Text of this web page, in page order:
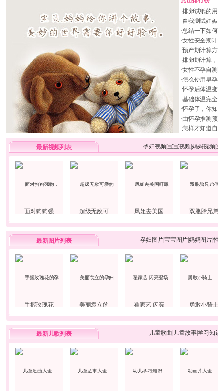
·排卵试纸的
·自我测试妊
·总结一下如
·女性安全期
·预产期计算
·排卵期计算
·女性不孕自
·怎么使用早
·怀孕后体温
·基础体温完
·怀孕了，你
·由怀孕推测
·怎样才知道
最新视频列表 孕妇视频宝宝视频妈妈视频
面对狗狗强 超级无敌可 凤姐去美国 双胞胎兄弟
最新图片列表 孕妇图片宝宝图片妈妈图片
手握玫瑰花 美丽袁立的 翟家艺 闪亮 勇敢小骑士
最新儿歌列表 儿童歌曲 儿童故事学习知